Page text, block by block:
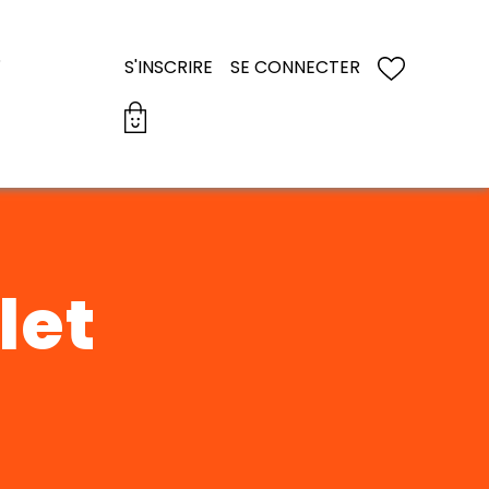
S'INSCRIRE SE CONNECTER